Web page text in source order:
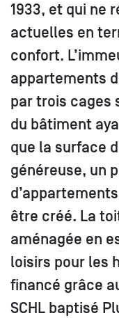
1933, et qui ne
actuelles en
confort.
appartements
par trois cages
du bâtiment
que la surface
généreuse, un
être créé. La
aménagée en
loisirs pour les
financé grâce
SCHL baptisé